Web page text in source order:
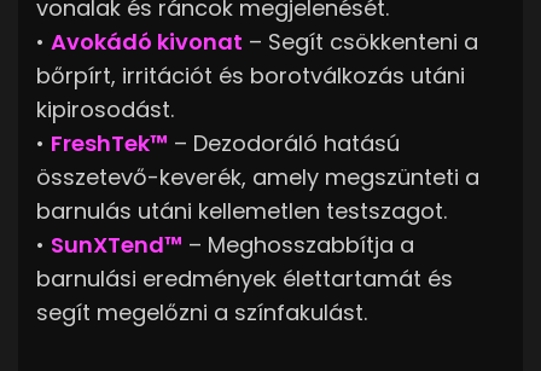
vonalak és ráncok megjelenését.
• Avokádó kivonat – Segít csökkenteni a
bőrpírt, irritációt és borotválkozás utáni
kipirosodást.
• FreshTek™ – Dezodoráló hatású
összetevő-keverék, amely megszünteti a
barnulás utáni kellemetlen testszagot.
• SunXTend™ – Meghosszabbítja a
barnulási eredmények élettartamát és
segít megelőzni a színfakulást.